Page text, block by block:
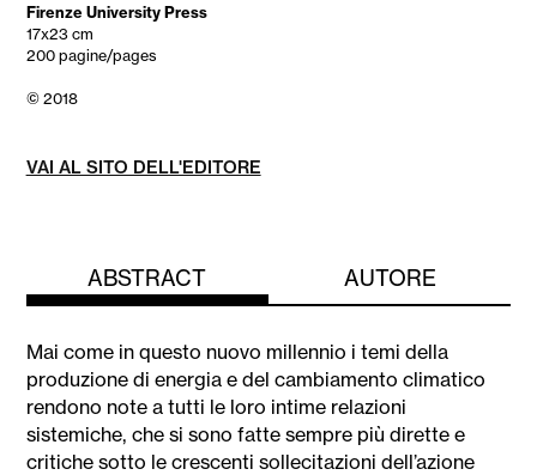
Firenze University Press
17x23 cm
200 pagine/pages
© 2018
VAI AL SITO DELL'EDITORE
ABSTRACT AUTORE
Mai come in questo nuovo millennio i temi della
produzione di energia e del cambiamento climatico
rendono note a tutti le loro intime relazioni
sistemiche, che si sono fatte sempre più dirette e
critiche sotto le crescenti sollecitazioni dell’azione